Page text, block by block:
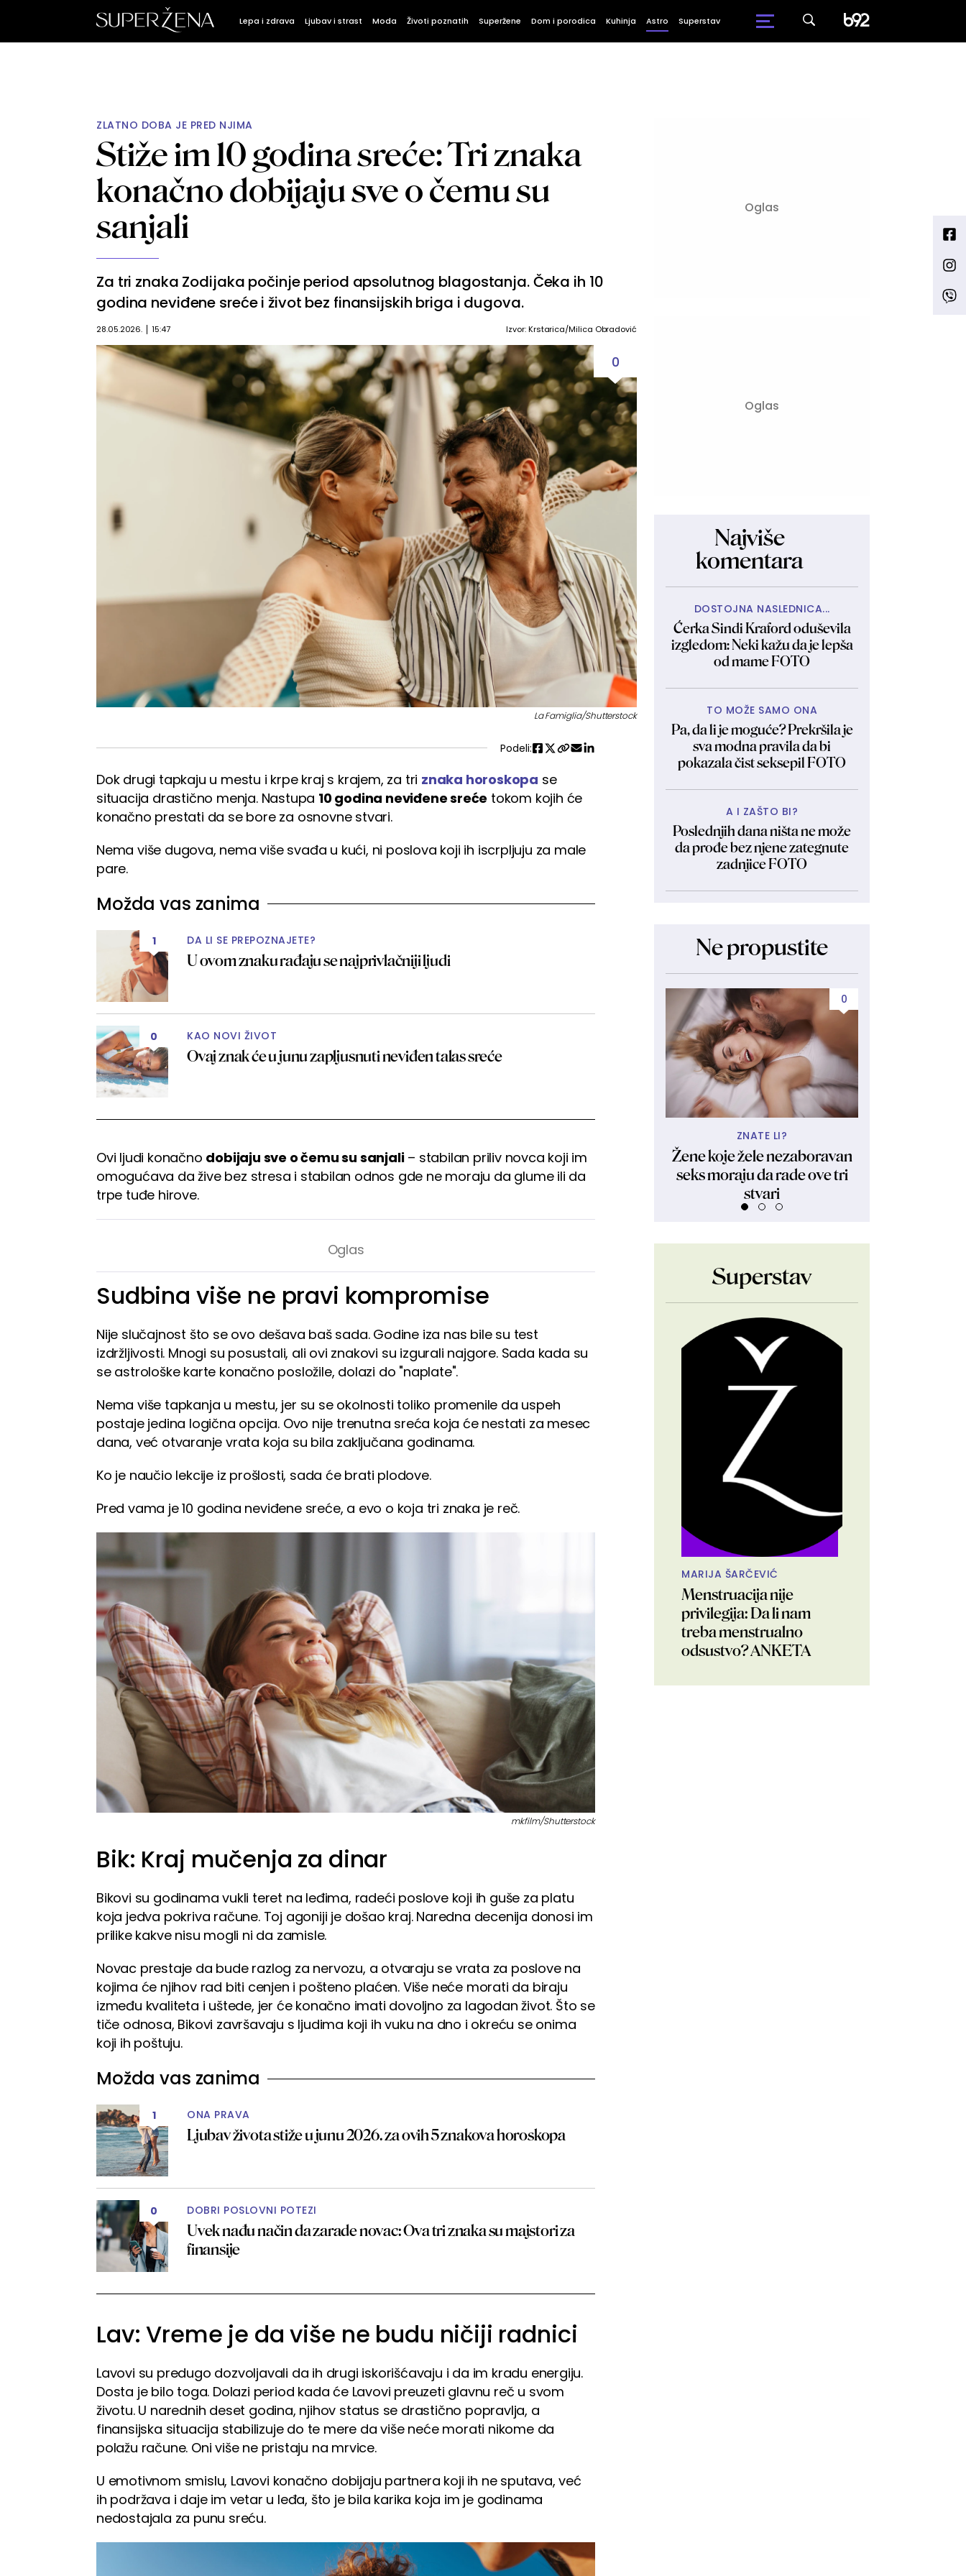
Lepa i zdrava Ljubav i strast Moda Životi poznatih Superžene Dom i porodica Kuhinja Astro Superstav
ZLATNO DOBA JE PRED NJIMA
Stiže im 10 godina sreće: Tri znaka
konačno dobijaju sve o čemu su
sanjali
Za tri znaka Zodijaka počinje period apsolutnog blagostanja. Čeka ih 10
godina neviđene sreće i život bez finansijskih briga i dugova.
28.05.2026. 15:47 Izvor: Krstarica/Milica Obradović
0
La Famiglia/Shutterstock
Podeli:
Dok drugi tapkaju u mestu i krpe kraj s krajem, za tri znaka horoskopa se
situacija drastično menja. Nastupa 10 godina neviđene sreće tokom kojih će
konačno prestati da se bore za osnovne stvari.
Nema više dugova, nema više svađa u kući, ni poslova koji ih iscrpljuju za male
pare.
Možda vas zanima
1 DA LI SE PREPOZNAJETE?
U ovom znaku rađaju se najprivlačniji ljudi
0 KAO NOVI ŽIVOT
Ovaj znak će u junu zapljusnuti neviđen talas sreće
Ovi ljudi konačno dobijaju sve o čemu su sanjali– stabilan priliv novca koji im
omogućava da žive bez stresa i stabilan odnos gde ne moraju da glume ili da
trpe tuđe hirove.
Sudbina više ne pravi kompromise
Nije slučajnost što se ovo dešava baš sada. Godine iza nas bile su test
izdržljivosti. Mnogi su posustali, ali ovi znakovi su izgurali najgore. Sada kada su
se astrološke karte konačno posložile, dolazi do "naplate".
Nema više tapkanja u mestu, jer su se okolnosti toliko promenile da uspeh
postaje jedina logična opcija. Ovo nije trenutna sreća koja će nestati za mesec
dana, već otvaranje vrata koja su bila zaključana godinama.
Ko je naučio lekcije iz prošlosti, sada će brati plodove.
Pred vama je 10 godina neviđene sreće, a evo o koja tri znaka je reč.
mkfilm/Shutterstock
Bik: Kraj mučenja za dinar
Bikovi su godinama vukli teret na leđima, radeći poslove koji ih guše za platu
koja jedva pokriva račune. Toj agoniji je došao kraj. Naredna decenija donosi im
prilike kakve nisu mogli ni da zamisle.
Novac prestaje da bude razlog za nervozu, a otvaraju se vrata za poslove na
kojima će njihov rad biti cenjen i pošteno plaćen. Više neće morati da biraju
između kvaliteta i uštede, jer će konačno imati dovoljno za lagodan život. Što se
tiče odnosa, Bikovi završavaju s ljudima koji ih vuku na dno i okreću se onima
koji ih poštuju.
Možda vas zanima
1 ONA PRAVA
Ljubav života stiže u junu 2026. za ovih 5 znakova horoskopa
0 DOBRI POSLOVNI POTEZI
Uvek nađu način da zarade novac: Ova tri znaka su majstori za
finansije
Lav: Vreme je da više ne budu ničiji radnici
Lavovi su predugo dozvoljavali da ih drugi iskorišćavaju i da im kradu energiju.
Dosta je bilo toga. Dolazi period kada će Lavovi preuzeti glavnu reč u svom
životu. U narednih deset godina, njihov status se drastično popravlja, a
finansijska situacija stabilizuje do te mere da više neće morati nikome da
polažu račune. Oni više ne pristaju na mrvice.
U emotivnom smislu, Lavovi konačno dobijaju partnera koji ih ne sputava, već
ih podržava i daje im vetar u leđa, što je bila karika koja im je godinama
nedostajala za punu sreću.
Najviše
komentara
DOSTOJNA NASLEDNICA...
Ćerka Sindi Kraford oduševila
izgledom: Neki kažu da je lepša
od mame FOTO
TO MOŽE SAMO ONA
Pa, da li je moguće? Prekršila je
sva modna pravila da bi
pokazala čist seksepil FOTO
A I ZAŠTO BI?
Poslednjih dana ništa ne može
da prođe bez njene zategnute
zadnjice FOTO
Ne propustite
0
ZNATE LI?
Žene koje žele nezaboravan
seks moraju da rade ove tri
stvari
Superstav
MARIJA ŠARČEVIĆ
Menstruacija nije
privilegija: Da li nam
treba menstrualno
odsustvo? ANKETA